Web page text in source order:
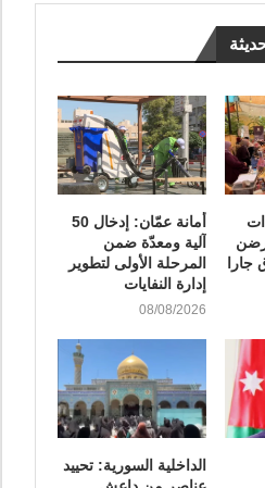
أمانة عمّان: إدخال 50
آلية ومعدّة ضمن
المرحلة الأولى لتطوير
إدارة النفايات
08/08/2026
الداخلية السورية: تحييد